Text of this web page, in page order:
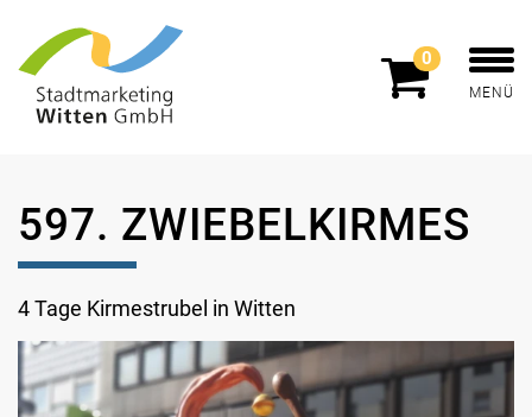
0
MENÜ
597. ZWIEBELKIRMES
4 Tage Kirmestrubel in Witten